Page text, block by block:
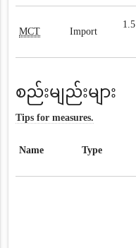
MCT Import
1.5
စည်းမျည်းများ
Tips for measures.
Name Type